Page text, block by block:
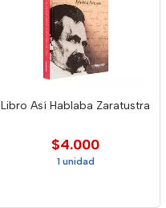
Libro Así Hablaba Zaratustra
$4.000
1 unidad